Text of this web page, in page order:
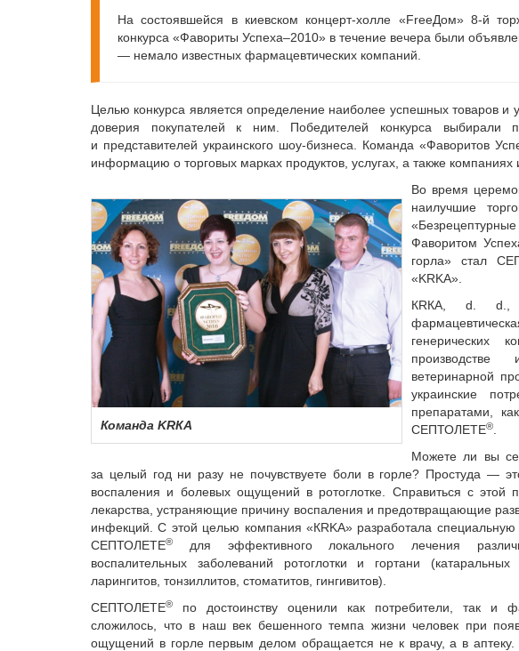
На состоявшейся в киевском концерт-холле «FreeДом» 8-й
конкурса «Фавориты Успеха–2010» в течение вечера были
— немало известных фармацевтических компаний.
Целью конкурса является определение наиболее успешных товаров и
доверия покупателей к ним. Победителей конкурса выбирали
и представителей украинского шоу-бизнеса. Команда «Фаворитов
информацию о торговых марках продуктов, услугах, а также
Команда KRКА
Во время
наилучшие
Фаворитом
горла» стал
«KRKA».
КRКА, d. d.,
генерических
производстве
ветеринарной
украинские
препаратами,
СЕПТОЛЕТЕ­®
Можете ли вы
за целый год ни разу не почувствуете боли в горле? Простуда —
воспаления и болевых ощущений в ротоглотке. Справиться с этой
лекарства, устраняющие причину воспаления и предотвращающие
инфекций. С этой целью компания «КRKA» разработала специальную
СЕПТОЛЕТЕ®
для эффективного локального лечения
воспалительных заболеваний ротоглотки и гортани (катаральных
ларингитов, тонзиллитов, стоматитов, гингивитов).
СЕПТОЛЕТЕ®
по достоинству оценили как потребители, так и
сложилось, что в наш век бешенного темпа жизни человек при
ощущений в горле первым делом обращается не к врачу, а в